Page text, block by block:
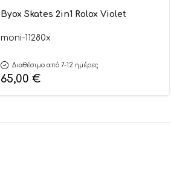
Byox Skates 2in1 Rolox Violet
moni-11280x
Διαθέσιμο από 7-12 ημέρες
65,00 €